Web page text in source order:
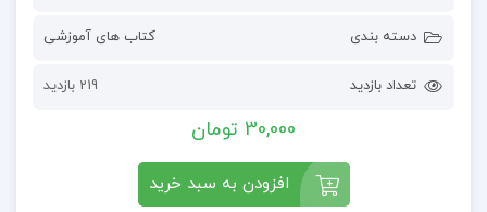
دسته بندی کتاب های آموزشی
تعداد بازدید 219 بازدید
30,000 تومان
افزودن به سبد خرید